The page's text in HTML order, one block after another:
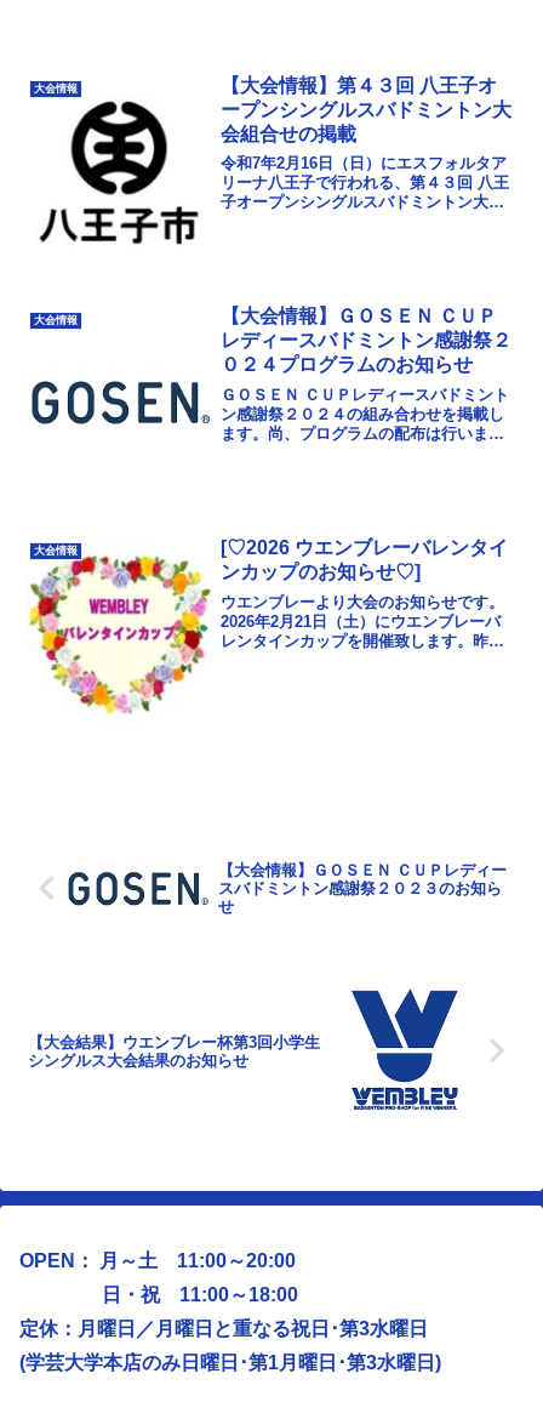
大会情報
【大会情報】第４３回 八王子オ
ープンシングルスバドミントン大
会組合せの掲載
令和7年2月16日（日）にエスフォルタア
リーナ八王子で行われる、第４３回 八王
子オープンシングルスバドミントン大会
大会情報
【大会情報】ＧＯＳＥＮ ＣＵＰ
レディースバドミントン感謝祭２
０２４プログラムのお知らせ
ＧＯＳＥＮ ＣＵＰレディースバドミント
ン感謝祭２０２４の組み合わせを掲載し
ます。尚、プログラムの配布は行いませ
大会情報
[♡2026 ウエンブレーバレンタイ
ンカップのお知らせ♡]
ウエンブレーより大会のお知らせです。
2026年2月21日（土）にウエンブレーバ
レンタインカップを開催致します。昨年
【大会情報】ＧＯＳＥＮ ＣＵＰレディー
スバドミントン感謝祭２０２３のお知ら
せ
【大会結果】ウエンブレー杯第3回小学生
シングルス大会結果のお知らせ
OPEN： 月～土 11:00～20:00
日・祝 11:00～18:00
定休：月曜日／ 月曜日と重なる祝日･第3水曜日
(学芸大学本店のみ日曜日･第1月曜日･第3水曜日)